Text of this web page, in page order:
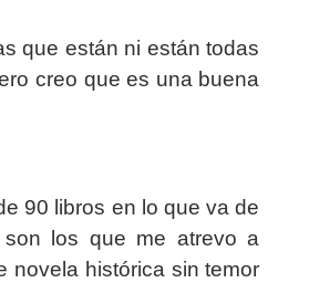
que están ni están todas
creo que es una buena
90 libros en lo que va de
los que me atrevo a
novela histórica sin temor